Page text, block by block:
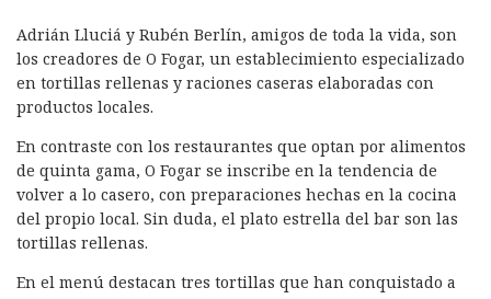
Adrián Lluciá y Rubén Berlín, amigos de toda la vida, son
los creadores de O Fogar, un establecimiento especializado
en tortillas rellenas y raciones caseras elaboradas con
productos locales.
En contraste con los restaurantes que optan por alimentos
de quinta gama, O Fogar se inscribe en la tendencia de
volver a lo casero, con preparaciones hechas en la cocina
del propio local. Sin duda, el plato estrella del bar son las
tortillas rellenas.
En el menú destacan tres tortillas que han conquistado a